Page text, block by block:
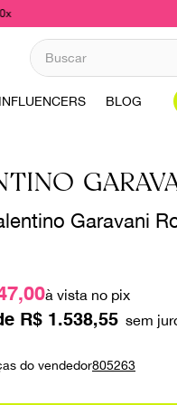
Buscar
INFLUENCERS BLOG
Garavani
à vista no pix
R$ 1 .538,55
do vendedor805263